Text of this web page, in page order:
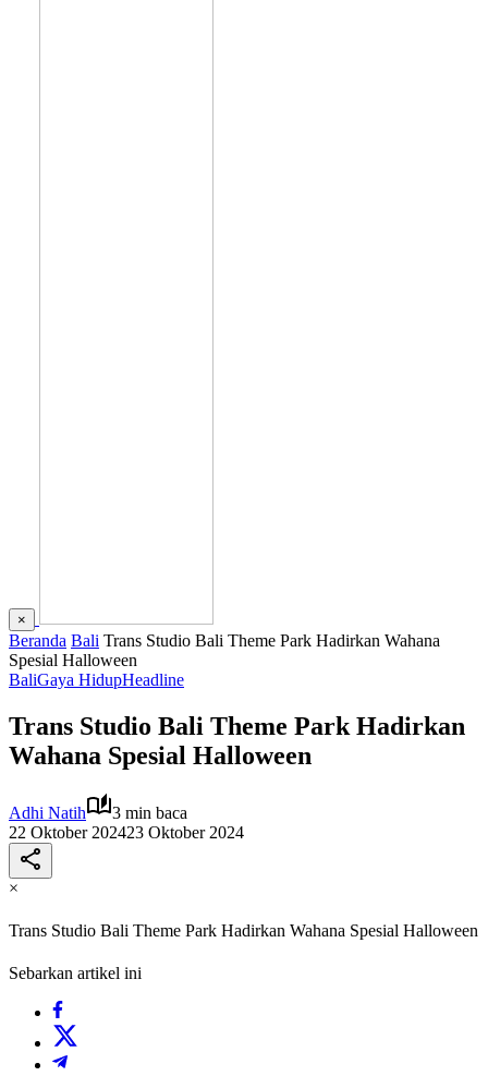
×
Beranda Bali Trans Studio Bali Theme Park Hadirkan Wahana
Spesial Halloween
BaliGaya HidupHeadline
Trans Studio Bali Theme Park Hadirkan
Wahana Spesial Halloween
Adhi Natih
3 min baca
22 Oktober 202423 Oktober 2024
×
Trans Studio Bali Theme Park Hadirkan Wahana Spesial Halloween
Sebarkan artikel ini